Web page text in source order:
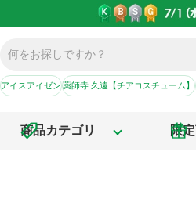
アイスアイゼン薬師寺 久遠【チアコスチューム】
商品カテゴリ 限